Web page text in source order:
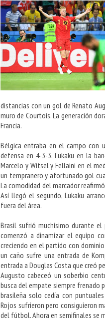
distancias con un gol de Renato
muro de Courtois. La generación
Francia.
Bélgica entraba en el campo con
defensa en 4-3-3, Lukaku en la
Marcelo y Witsel y Fellaini en el
un tempranero y afortunado gol
La comodidad del marcador
Así llegó el segundo, Lukaku
fuera del área.
Brasil sufrió muchísimo durante
comenzó a dinamizar el equipo
creciendo en el partido con
un caño sufre una entrada de
entrada a Douglas Costa que creó
Augusto cabeceó un soberbio
busca del empate siempre frenado
brasileña solo cedía con
Rojos sufrieron pero consiguieron
del fútbol. Ahora en semifinales se